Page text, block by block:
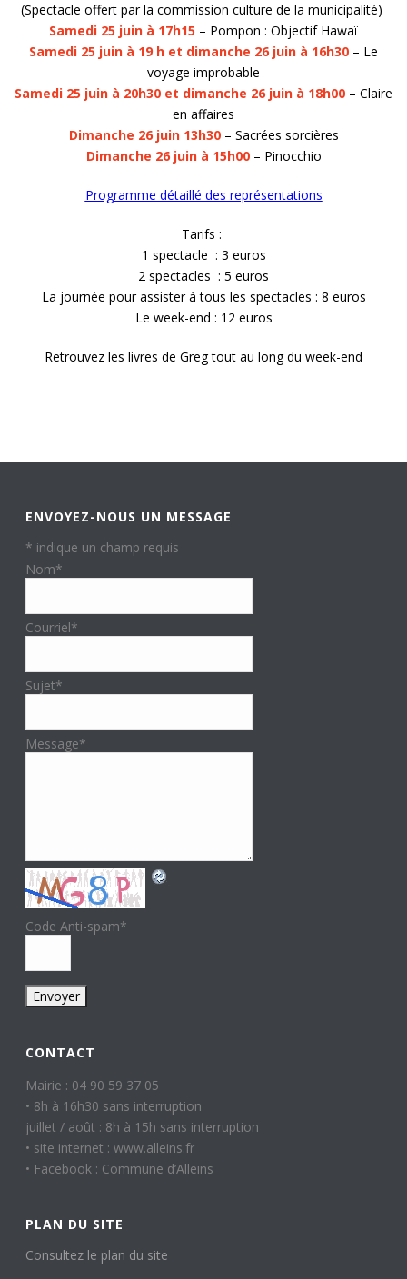
(Spectacle offert par la commission culture de la municipalité)
Samedi 25 juin à 17h15 – Pompon : Objectif Hawaï
Samedi 25 juin à 19 h et dimanche 26 juin à 16h30 – Le
voyage improbable
Samedi 25 juin à 20h30 et dimanche 26 juin à 18h00 – Claire
en affaires
Dimanche 26 juin 13h30– Sacrées sorcières
Dimanche 26 juin à 15h00– Pinocchio
Programme détaillé des représentations
Tarifs :
1 spectacle : 3 euros
2 spectacles : 5 euros
La journée pour assister à tous les spectacles : 8 euros
Le week-end : 12 euros
Retrouvez les livres de Greg tout au long du week-end
ENVOYEZ-NOUS UN MESSAGE
* indique un champ requis
Nom*
Courriel*
Sujet*
Message*
Code Anti-spam*
CONTACT
Mairie : 04 90 59 37 05
• 8h à 16h30 sans interruption
juillet / août : 8h à 15h sans interruption
• site internet : www.alleins.fr
• Facebook : Commune d’Alleins
PLAN DU SITE
Consultez le plan du site